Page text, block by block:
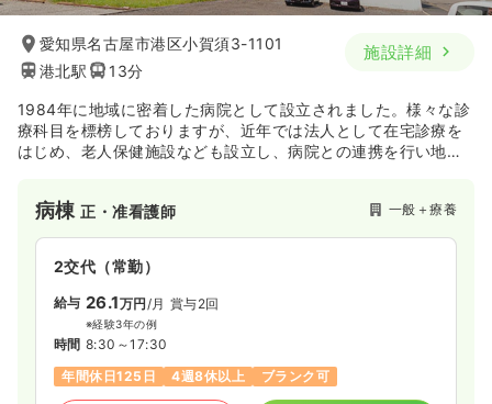
愛知県名古屋市港区小賀須3-1101
港北駅
13分
施設詳細
1984年に地域に密着した病院として設立されました。様々な診
療科目を標榜しておりますが、近年では法人として在宅診療を
はじめ、老人保健施設なども設立し、病院との連携を行い地域
病棟正・准看護師 一般＋療養
2交代（常勤）
給与 26.1万円 /月 賞与2回
※経験3年の例
時間 8:30～17:30
年間休日125日
4週8休以上 ブランク可